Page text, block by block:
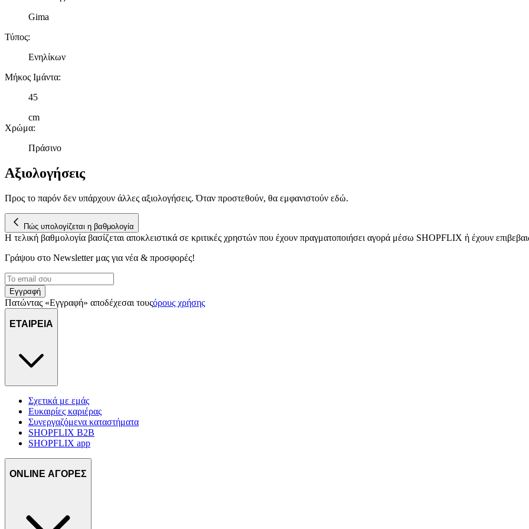
Gima
Τύπος:
Ενηλίκων
Μήκος Ιμάντα:
45
cm
Χρώμα:
Πράσινο
Αξιολογήσεις
Προς το παρόν δεν υπάρχουν άλλες αξιολογήσεις. Όταν προστεθούν, θα εμφανιστούν εδώ.
Πώς υπολογίζεται η βαθμολογία
Η τελική βαθμολογία βασίζεται αποκλειστικά σε κριτικές χρηστών που έχουν πραγματοποιήσει αγορά μέσω SHOPFLIX ή έχουν
Γράψου στο Νewsletter μας για νέα & προσφορές!
Εγγραφή
Πατώντας «Εγγραφή» αποδέχεσαι τουςόρους χρήσης
ΕΤΑΙΡΕΙΑ
Σχετικά με εμάς
Ευκαιρίες καριέρας
Συνεργαζόμενα καταστήματα
SHOPFLIX B2B
SHOPFLIX app
ONLINE ΑΓΟΡΕΣ